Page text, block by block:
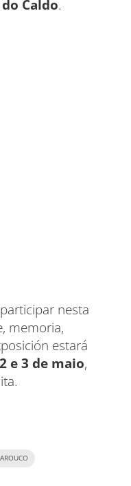
do Caldo.
nesta
memoria,
estará
e 3 de maio,